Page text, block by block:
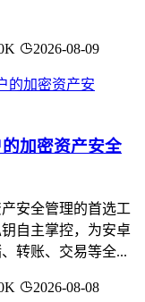
2026-08-09
加密资产安全
安全管理的首选工
自主掌控，为安卓
转账、交易等全...
2026-08-08